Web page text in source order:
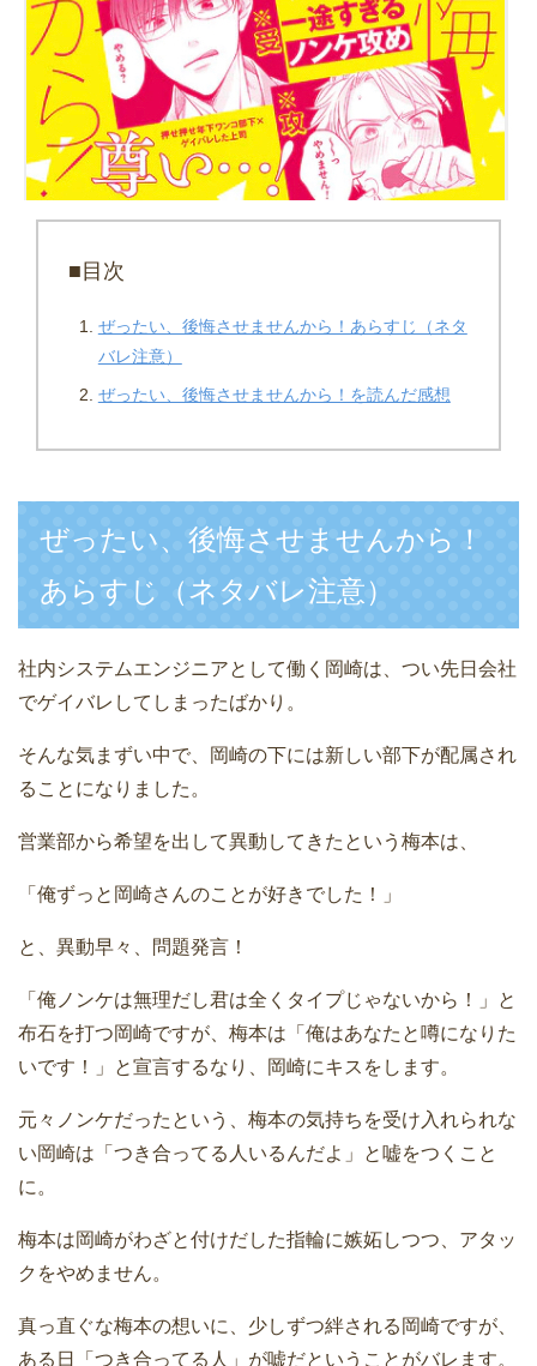
■目次
ぜったい、後悔させませんから！あらすじ（ネタ
バレ注意）
ぜったい、後悔させませんから！を読んだ感想
ぜったい、後悔させませんから！
あらすじ（ネタバレ注意）
社内システムエンジニアとして働く岡崎は、つい先日会社
でゲイバレしてしまったばかり。
そんな気まずい中で、岡崎の下には新しい部下が配属され
ることになりました。
営業部から希望を出して異動してきたという梅本は、
「俺ずっと岡崎さんのことが好きでした！」
と、異動早々、問題発言！
「俺ノンケは無理だし君は全くタイプじゃないから！」と
布石を打つ岡崎ですが、梅本は「俺はあなたと噂になりた
いです！」と宣言するなり、岡崎にキスをします。
元々ノンケだったという、梅本の気持ちを受け入れられな
い岡崎は「つき合ってる人いるんだよ」と嘘をつくこと
に。
梅本は岡崎がわざと付けだした指輪に嫉妬しつつ、アタッ
クをやめません。
真っ直ぐな梅本の想いに、少しずつ絆される岡崎ですが、
ある日「つき合ってる人」が嘘だということがバレます。